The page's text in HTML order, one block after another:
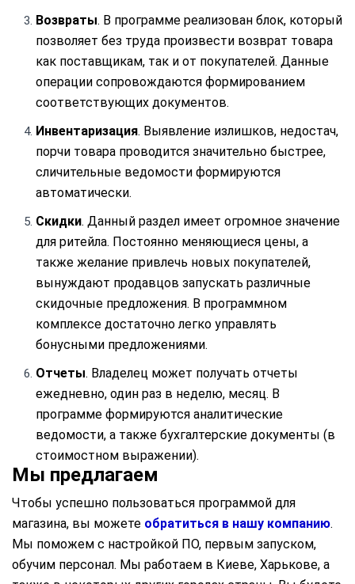
Возвраты. В программе реализован блок, который
позволяет без труда произвести возврат товара
как поставщикам, так и от покупателей. Данные
операции сопровождаются формированием
соответствующих документов.
Инвентаризация. Выявление излишков, недостач,
порчи товара проводится значительно быстрее,
сличительные ведомости формируются
автоматически.
Скидки. Данный раздел имеет огромное значение
для ритейла. Постоянно меняющиеся цены, а
также желание привлечь новых покупателей,
вынуждают продавцов запускать различные
скидочные предложения. В программном
комплексе достаточно легко управлять
бонусными предложениями.
Отчеты. Владелец может получать отчеты
ежедневно, один раз в неделю, месяц. В
программе формируются аналитические
ведомости, а также бухгалтерские документы (в
стоимостном выражении).
Мы предлагаем
Чтобы успешно пользоваться программой для
магазина, вы можете обратиться в нашу компанию.
Мы поможем с настройкой ПО, первым запуском,
обучим персонал. Мы работаем в Киеве, Харькове, а